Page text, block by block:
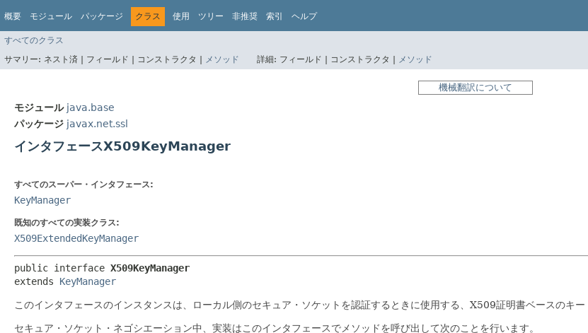
概要 モジュール パッケージ クラス 使用 ツリー 非推奨 索引 ヘルプ
すべてのクラス
サマリー: ネスト済 | フィールド | コンストラクタ | メソッド 詳細: フィールド | コンストラクタ | メソッド
機械翻訳について
モジュール java.base
パッケージ javax.net.ssl
インタフェースX509KeyManager
すべてのスーパー・インタフェース:
KeyManager
既知のすべての実装クラス:
X509ExtendedKeyManager
public interface X509KeyManager
extends KeyManager
このインタフェースのインスタンスは、ローカル側のセキュア・ソケットを認証するときに使用する、X509証明書ベースのキー
セキュア・ソケット・ネゴシエーション中、実装はこのインタフェースでメソッドを呼び出して次のことを行います。